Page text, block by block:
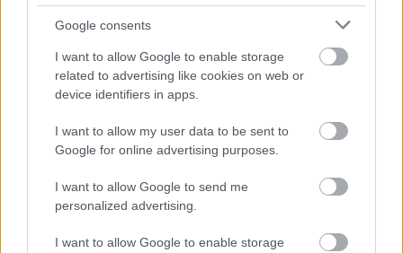
Google consents
I want to allow Google to enable storage
related to advertising like cookies on web or
device identifiers in apps.
I want to allow my user data to be sent to
Google for online advertising purposes.
I want to allow Google to send me
personalized advertising.
I want to allow Google to enable storage
Meccs Center
Paris Saint-Germainvs
Felkészülési szezon 4. mérkőzés
Nya Ullevi, Göteborg
2026-08-08 17:00